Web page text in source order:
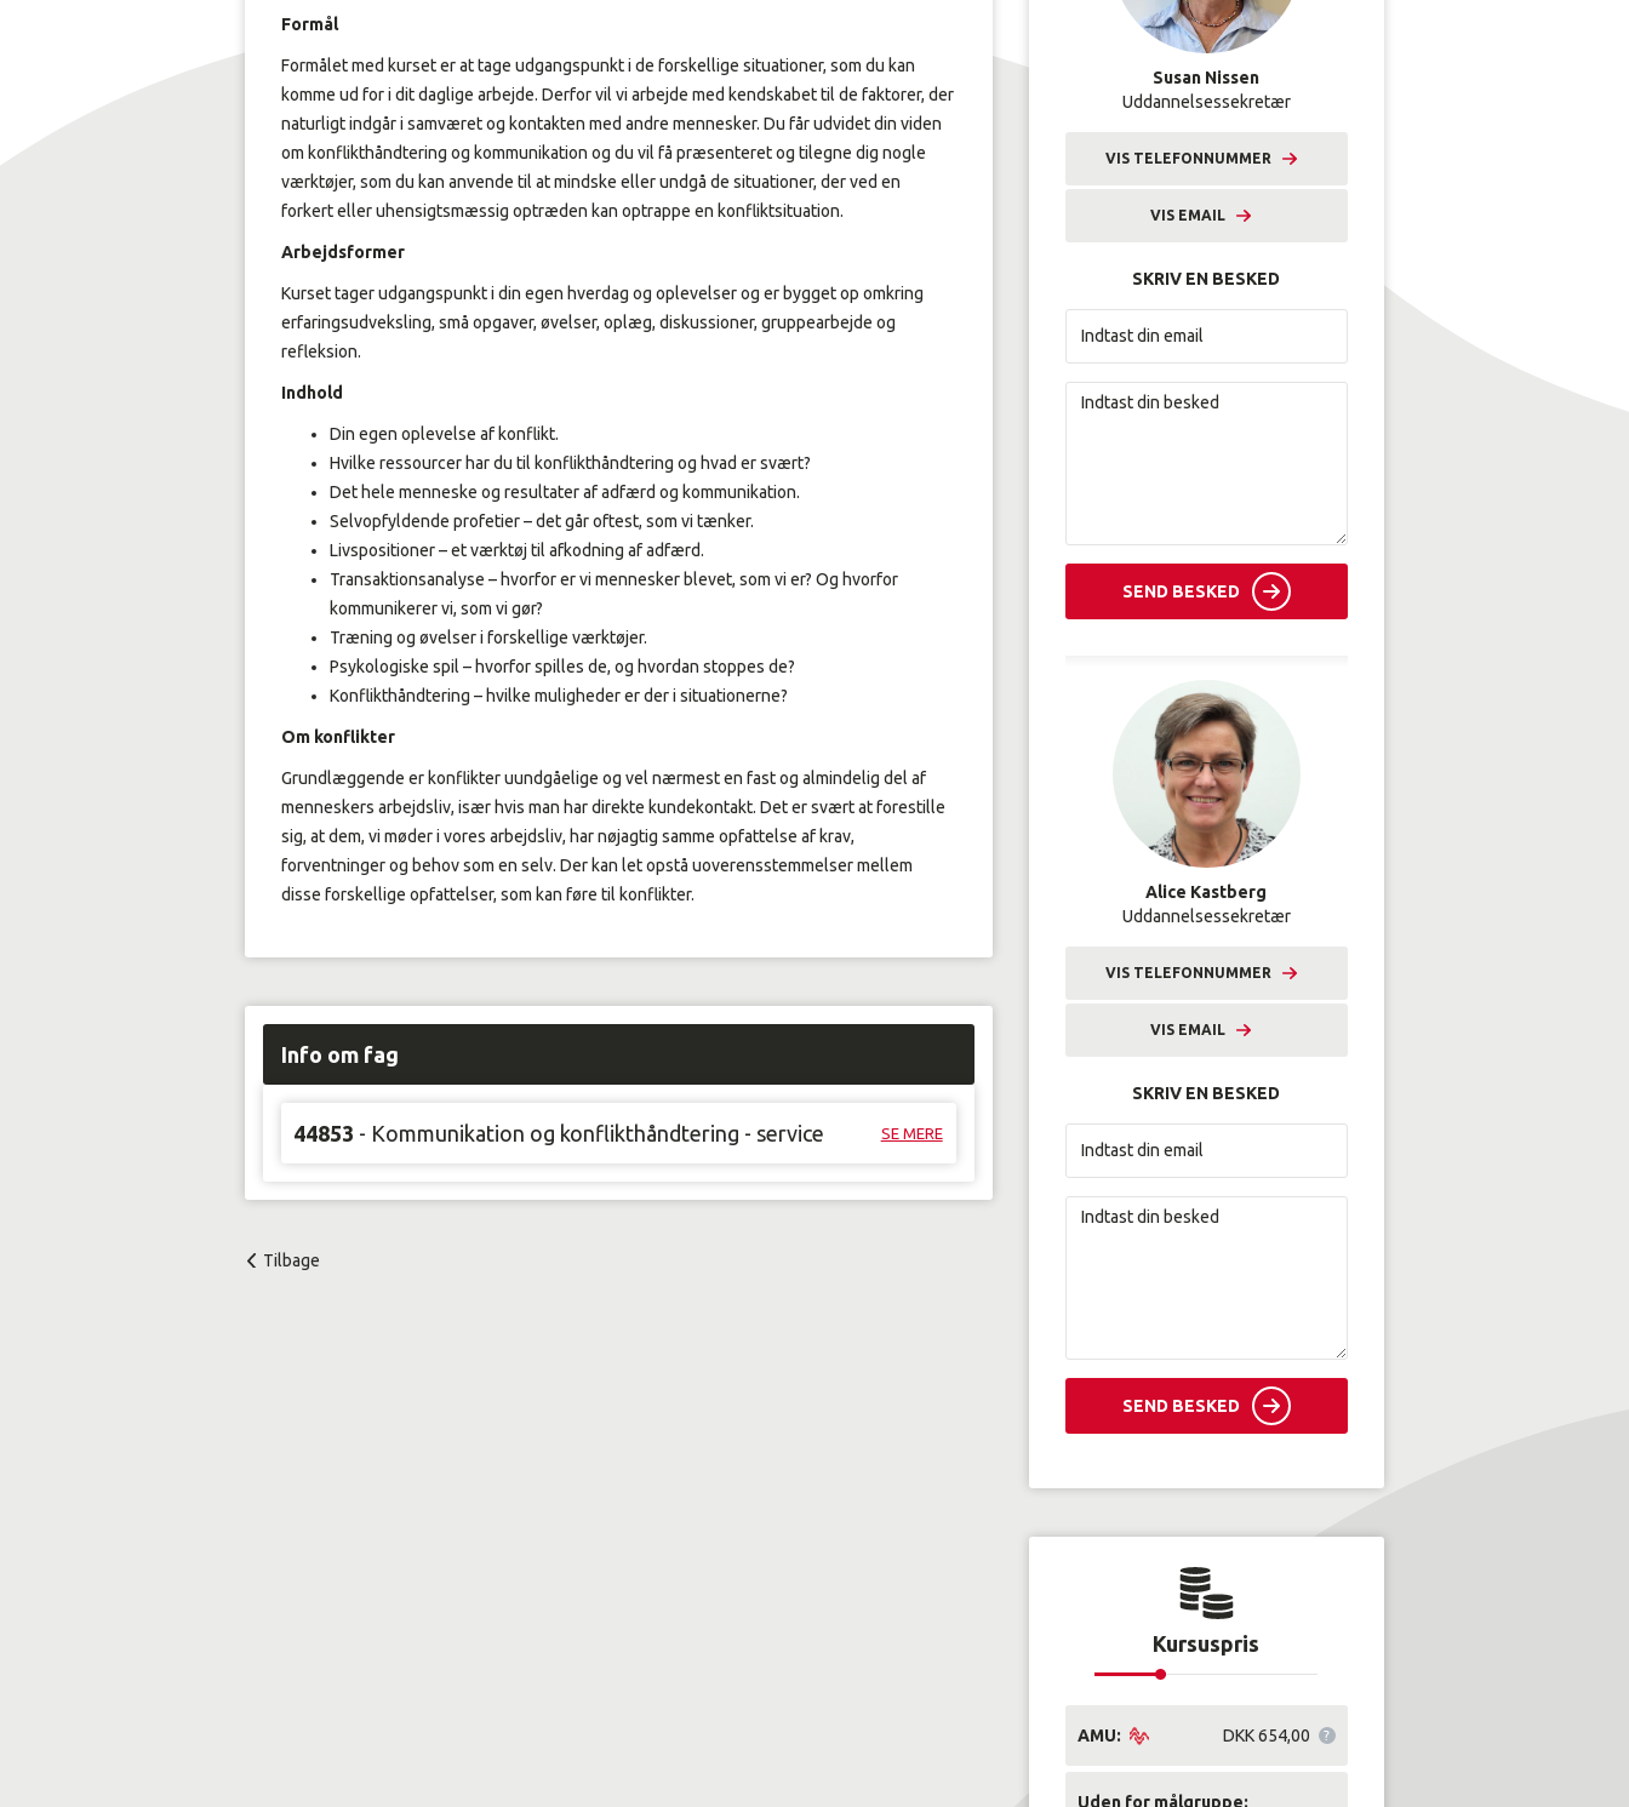
Formål
Formålet med kurset er at tage udgangspunkt i de forskellige situationer, som du kan
komme ud for i dit daglige arbejde. Derfor vil vi arbejde med kendskabet til de faktorer, der
naturligt indgår i samværet og kontakten med andre mennesker. Du får udvidet din viden
om konflikthåndtering og kommunikation og du vil få præsenteret og tilegne dig nogle
værktøjer, som du kan anvende til at mindske eller undgå de situationer, der ved en
forkert eller uhensigtsmæssig optræden kan optrappe en konfliktsituation.
Arbejdsformer
Kurset tager udgangspunkt i din egen hverdag og oplevelser og er bygget op omkring
erfaringsudveksling, små opgaver, øvelser, oplæg, diskussioner, gruppearbejde og
refleksion.
Indhold
Din egen oplevelse af konflikt.
Hvilke ressourcer har du til konflikthåndtering og hvad er svært?
Det hele menneske og resultater af adfærd og kommunikation.
Selvopfyldende profetier – det går oftest, som vi tænker.
Livspositioner – et værktøj til afkodning af adfærd.
Transaktionsanalyse – hvorfor er vi mennesker blevet, som vi er? Og hvorfor
kommunikerer vi, som vi gør?
Træning og øvelser i forskellige værktøjer.
Psykologiske spil – hvorfor spilles de, og hvordan stoppes de?
Konflikthåndtering – hvilke muligheder er der i situationerne?
Om konflikter
Grundlæggende er konflikter uundgåelige og vel nærmest en fast og almindelig del af
menneskers arbejdsliv, især hvis man har direkte kundekontakt. Det er svært at forestille
sig, at dem, vi møder i vores arbejdsliv, har nøjagtig samme opfattelse af krav,
forventninger og behov som en selv. Der kan let opstå uoverensstemmelser mellem
disse forskellige opfattelser, som kan føre til konflikter.
Info om fag
44853 - Kommunikation og konflikthåndtering - service SE MERE
Tilbage
Susan Nissen
Uddannelsessekretær
VIS TELEFONNUMMER
VIS EMAIL
sni@amunordjylland.dk
SKRIV EN BESKED
SEND BESKED
Alice Kastberg
Uddannelsessekretær
VIS TELEFONNUMMER
VIS EMAIL
alka@amunordjylland.dk
SKRIV EN BESKED
SEND BESKED
Kursuspris
AMU: DKK 654,00
Uden for målgruppe: